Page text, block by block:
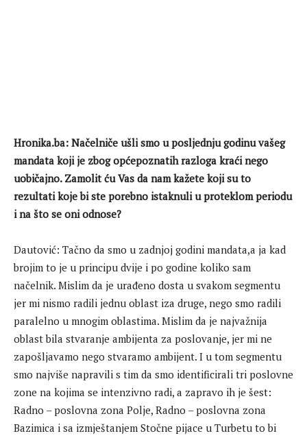
Hronika.ba: Načelniče ušli smo u posljednju godinu vašeg
mandata koji je zbog općepoznatih razloga kraći nego
uobičajno. Zamolit ću Vas da nam kažete koji su to
rezultati koje bi ste porebno istaknuli u proteklom periodu
i na što se oni odnose?
Dautović: Tačno da smo u zadnjoj godini mandata,a ja kad
brojim to je u principu dvije i po godine koliko sam
načelnik. Mislim da je urađeno dosta u svakom segmentu
jer mi nismo radili jednu oblast iza druge, nego smo radili
paralelno u mnogim oblastima. Mislim da je najvažnija
oblast bila stvaranje ambijenta za poslovanje, jer mi ne
zapošljavamo nego stvaramo ambijent. I u tom segmentu
smo najviše napravili s tim da smo identificirali tri poslovne
zone na kojima se intenzivno radi, a zapravo ih je šest:
Radno – poslovna zona Polje, Radno – poslovna zona
Bazimica i sa izmještanjem Stočne pijace u Turbetu to bi